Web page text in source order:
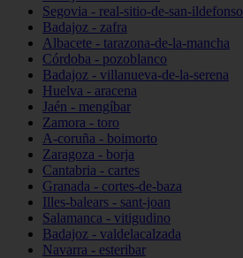
Segovia - real-sitio-de-san-ildefonso
Badajoz - zafra
Albacete - tarazona-de-la-mancha
Córdoba - pozoblanco
Badajoz - villanueva-de-la-serena
Huelva - aracena
Jaén - mengíbar
Zamora - toro
A-coruña - boimorto
Zaragoza - borja
Cantabria - cartes
Granada - cortes-de-baza
Illes-balears - sant-joan
Salamanca - vitigudino
Badajoz - valdelacalzada
Navarra - esteribar